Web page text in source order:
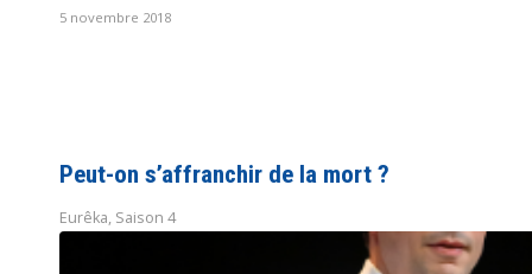
5 novembre 2018
Peut-on s’affranchir de la mort ?
Eurêka, Saison 4